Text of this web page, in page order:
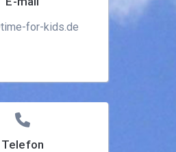
time-for-kids.de
Telefon